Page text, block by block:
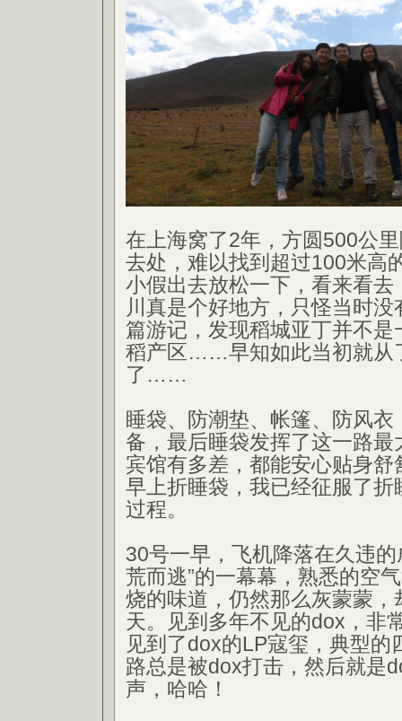
在上海窝了2年，方圆500公
去处，难以找到超过100米高
小假出去放松一下，看来看
川真是个好地方，只怪当时
篇游记，发现稻城亚丁并不是
稻产区……早知如此当初就从
了……
睡袋、防潮垫、帐篷、防风衣
备，最后睡袋发挥了这一路
宾馆有多差，都能安心贴身
早上折睡袋，我已经征服了折
过程。
30号一早，飞机降落在久违
荒而逃”的一幕幕，熟悉的空
烧的味道，仍然那么灰蒙蒙，
天。见到多年不见的dox，非
见到了dox的LP寇玺，典型的
路总是被dox打击，然后就是
声，哈哈！